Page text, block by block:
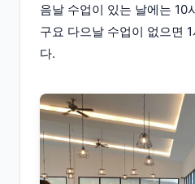
음날 수업이 있는 날에는 10
구요 다으날 수업이 없으면
다.